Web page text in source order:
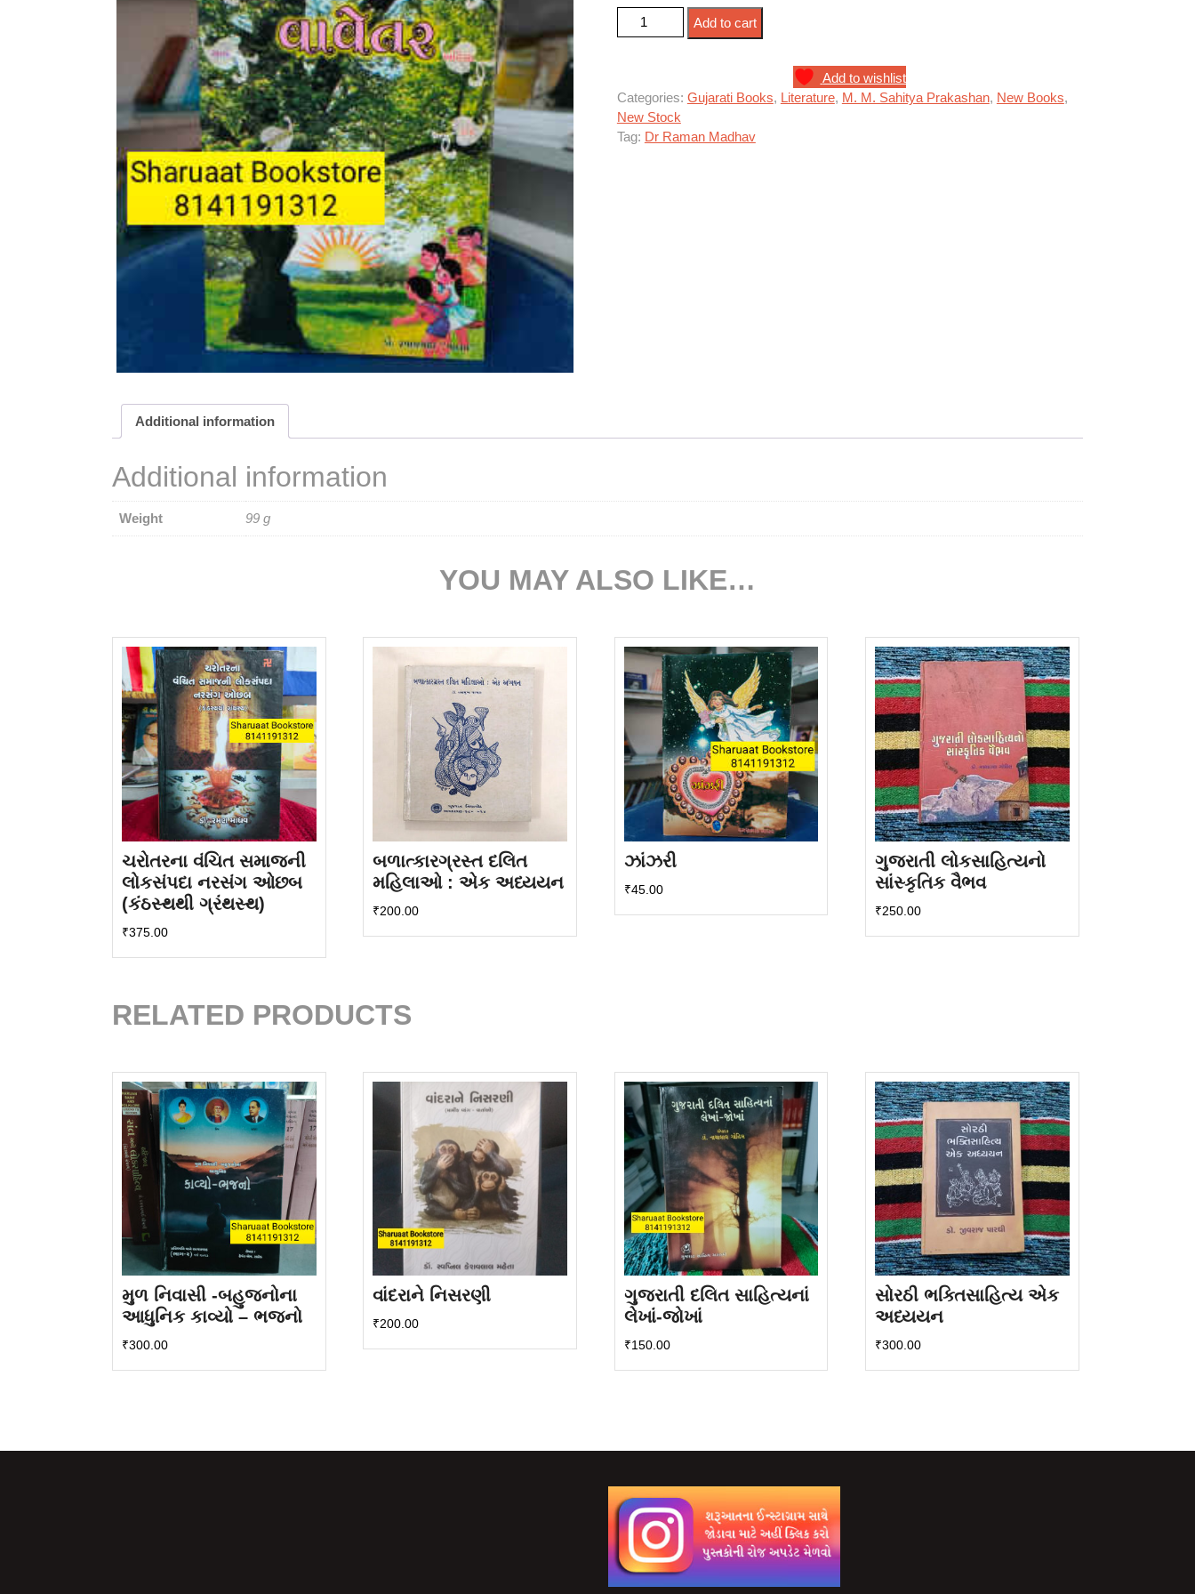
વાવેતર quantityAdd to cart
Add to wishlist
Categories: Gujarati Books, Literature, M. M. Sahitya Prakashan, New Books,
New Stock
Tag: Dr Raman Madhav
Additional information
Additional information
Weight 99 g
YOU MAY ALSO LIKE…
ચરોતરના વંચિત સમાજની
લોકસંપદા નરસંગ ઓછબ
(કંઠસ્થથી ગ્રંથસ્થ)
₹375.00
બળાત્કારગ્રસ્ત દલિત
મહિલાઓ : એક અધ્યયન
₹200.00
ઝાંઝરી
₹45.00
ગુજરાતી લોકસાહિત્યનો
સાંસ્કૃતિક વૈભવ
₹250.00
RELATED PRODUCTS
મુળ નિવાસી -બહુજનોના
આધુનિક કાવ્યો – ભજનો
₹300.00
વાંદરાને નિસરણી
₹200.00
ગુજરાતી દલિત સાહિત્યનાં
લેખાં-જોખાં
₹150.00
સોરઠી ભક્તિસાહિત્ય એક
અધ્યયન
₹300.00